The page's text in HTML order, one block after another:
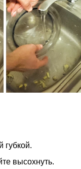
губкой.
высохнуть.